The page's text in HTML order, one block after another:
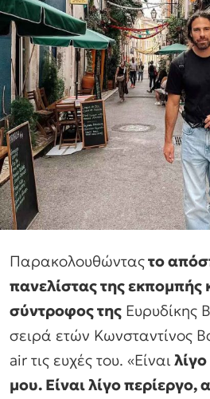
Παρακολουθώνταςτο
πανελίστας της εκπομπής
σύντροφος της Ευρυδίκης
σειρά ετών Κωνσταντίνος
air τις ευχές του. «Είναι
μου. Είναι λίγο περίεργο,